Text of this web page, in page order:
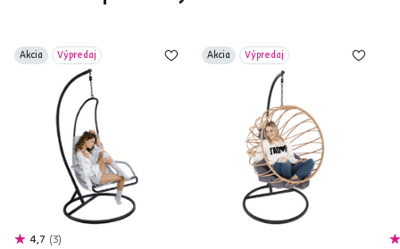
Akcia Výpredaj
4,7 3
Akcia Výpredaj